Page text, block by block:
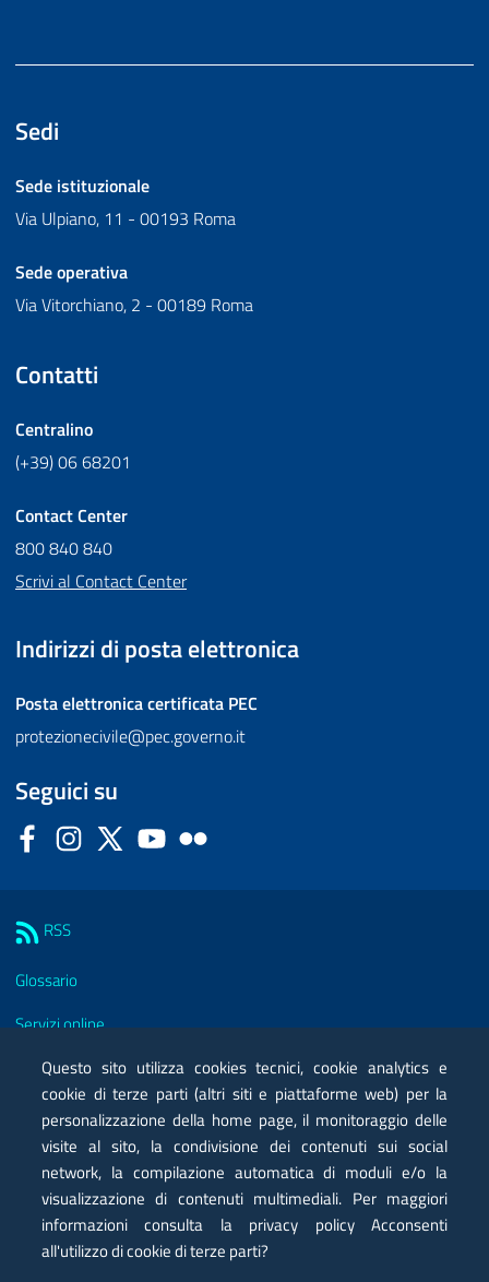
Sedi
Sede istituzionale
Via Ulpiano, 11 - 00193 Roma
Sede operativa
Via Vitorchiano, 2 - 00189 Roma
Contatti
Centralino
(+39) 06 68201
Contact Center
800 840 840
Scrivi al Contact Center
Indirizzi di posta elettronica
Posta elettronica certificata PEC
protezionecivile@pec.governo.it
Seguici su
FacebookInstagram
Twitter YouTube
RSS
Glossario
Servizi online
Moduli
Posta elettronica certificata PEC
Privacy
Note legali
Contatti
Questo sito utilizza cookies tecnici, cookie analytics e
cookie di terze parti (altri siti e piattaforme web) per la
personalizzazione della home page, il monitoraggio delle
visite al sito, la condivisione dei contenuti sui social
network, la compilazione automatica di moduli e/o la
visualizzazione di contenuti multimediali. Per maggiori
informazioni consulta la privacy policy Acconsenti
all'utilizzo di cookie di terze parti?